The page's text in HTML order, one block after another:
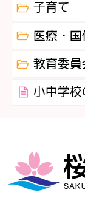
子育て
医療・国
教育委員
小中学校